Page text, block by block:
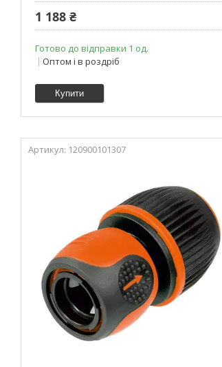
1 188 ₴
Готово до відправки 1 од.
Оптом і в роздріб
Купити
120900101307